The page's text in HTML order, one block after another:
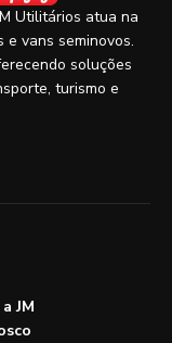
Utilitários atua na
e vans seminovos.
soluções
turismo e
JM